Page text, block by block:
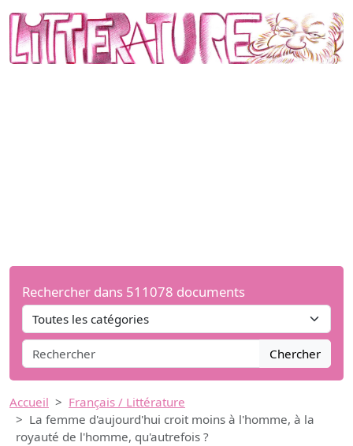
Rechercher dans 511078 documents
Chercher
Accueil
Français / Littérature
La femme d'aujourd'hui croit moins à l'homme, à la
royauté de l'homme, qu'autrefois ?